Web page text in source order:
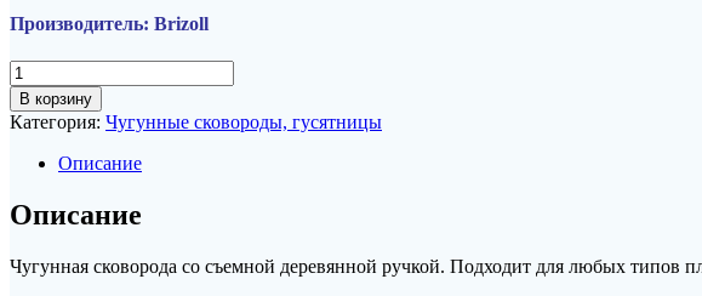
Производитель: Brizoll
Количество
товара
Сковорода-
сотейник
28*7см,
съемная
ручка,
Brizoll
В корзину
Категория: Чугунные сковороды, гусятницы
Описание
Описание
Чугунная сковорода со съемной деревянной ручкой. Подходит для любых типов